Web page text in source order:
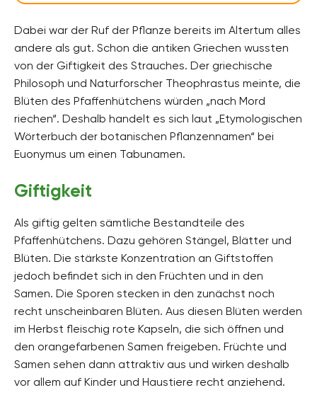
Dabei war der Ruf der Pflanze bereits im Altertum alles
andere als gut. Schon die antiken Griechen wussten
von der Giftigkeit des Strauches. Der griechische
Philosoph und Naturforscher Theophrastus meinte, die
Blüten des Pfaffenhütchens würden „nach Mord
riechen“. Deshalb handelt es sich laut „Etymologischen
Wörterbuch der botanischen Pflanzennamen“ bei
Euonymus um einen Tabunamen.
Giftigkeit
Als giftig gelten sämtliche Bestandteile des
Pfaffenhütchens. Dazu gehören Stängel, Blätter und
Blüten. Die stärkste Konzentration an Giftstoffen
jedoch befindet sich in den Früchten und in den
Samen. Die Sporen stecken in den zunächst noch
recht unscheinbaren Blüten. Aus diesen Blüten werden
im Herbst fleischig rote Kapseln, die sich öffnen und
den orangefarbenen Samen freigeben. Früchte und
Samen sehen dann attraktiv aus und wirken deshalb
vor allem auf Kinder und Haustiere recht anziehend.